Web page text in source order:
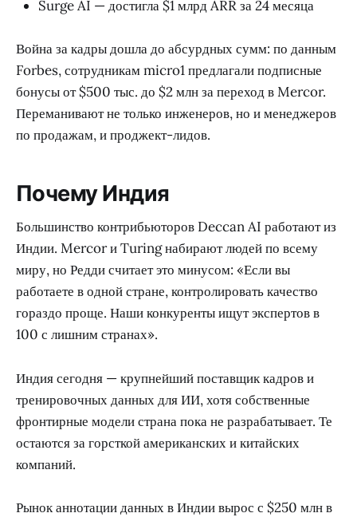
Surge AI — достигла $1 млрд ARR за 24 месяца
Война за кадры дошла до абсурдных сумм: по данным
Forbes, сотрудникам micro1 предлагали подписные
бонусы от $500 тыс. до $2 млн за переход в Mercor.
Переманивают не только инженеров, но и менеджеров
по продажам, и проджект-лидов.
Почему Индия
Большинство контрибьюторов Deccan AI работают из
Индии. Mercor и Turing набирают людей по всему
миру, но Редди считает это минусом: «Если вы
работаете в одной стране, контролировать качество
гораздо проще. Наши конкуренты ищут экспертов в
100 с лишним странах».
Индия сегодня — крупнейший поставщик кадров и
тренировочных данных для ИИ, хотя собственные
фронтирные модели страна пока не разрабатывает. Те
остаются за горсткой американских и китайских
компаний.
Рынок аннотации данных в Индии вырос с $250 млн в